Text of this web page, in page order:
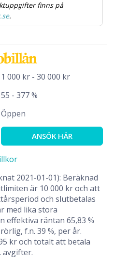
finns på
.
1 000 kr - 30 000 kr
55 - 377 %
Öppen
ANSÖK HÄR
2021-01-01): Beräknad
är 10 000 kr och att
och slutbetalas
med lika stora
effektiva räntan 65,83 %
f.n. 39 %, per år.
kr och totalt att betala
avgifter.